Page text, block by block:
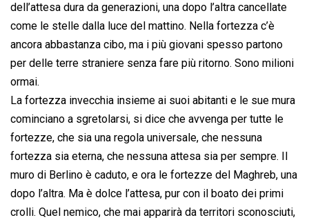
dell’attesa dura da generazioni, una dopo l’altra cancellate
come le stelle dalla luce del mattino. Nella fortezza c’è
ancora abbastanza cibo, ma i più giovani spesso partono
per delle terre straniere senza fare più ritorno. Sono milioni
ormai.
La fortezza invecchia insieme ai suoi abitanti e le sue mura
cominciano a sgretolarsi, si dice che avvenga per tutte le
fortezze, che sia una regola universale, che nessuna
fortezza sia eterna, che nessuna attesa sia per sempre. Il
muro di Berlino è caduto, e ora le fortezze del Maghreb, una
dopo l’altra. Ma è dolce l’attesa, pur con il boato dei primi
crolli. Quel nemico, che mai apparirà da territori sconosciuti,